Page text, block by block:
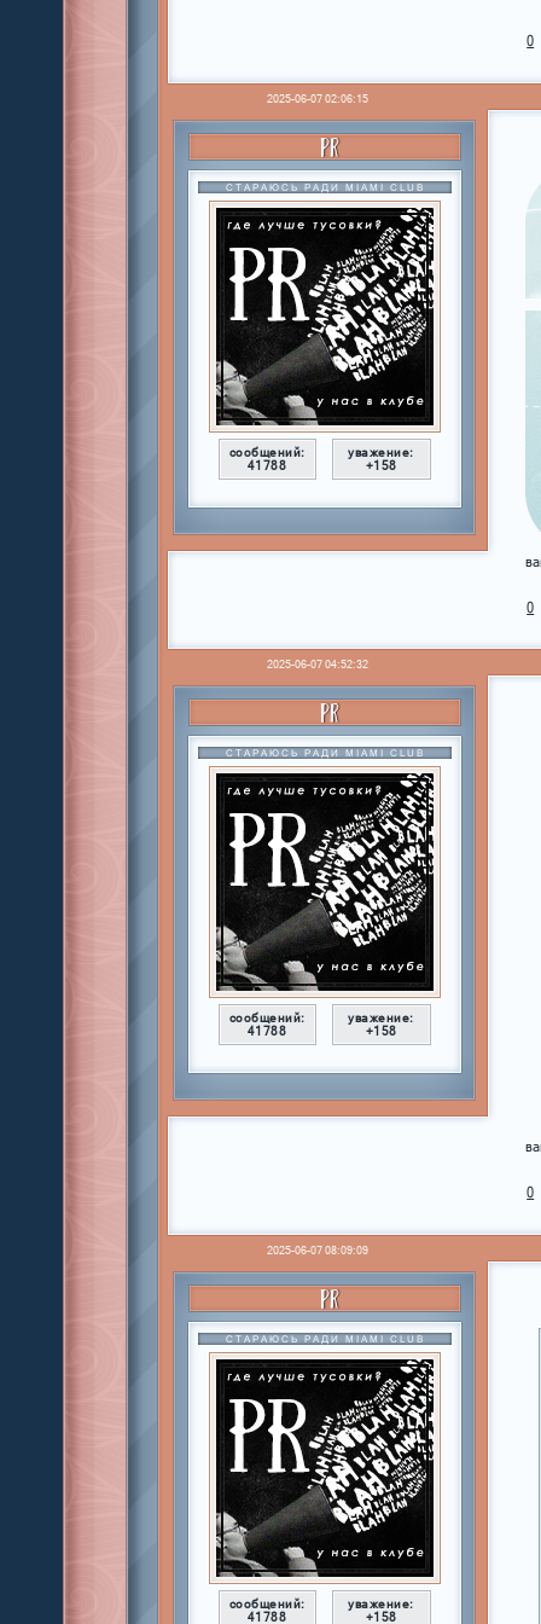
0
2025-06-07 02:06:15
PR
СТАРАЮСЬ РАДИ MIAMI CLUB
сообщений:
41788
уважение:
+158
0
2025-06-07 04:52:32
PR
СТАРАЮСЬ РАДИ MIAMI CLUB
сообщений:
41788
уважение:
+158
0
2025-06-07 08:09:09
PR
СТАРАЮСЬ РАДИ MIAMI CLUB
сообщений:
41788
уважение:
+158